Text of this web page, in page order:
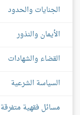
الجنايات والحدود
الأيمان والنذور
القضاء والشهادات
السياسة الشرعية
مسائل فقهية متفرقة